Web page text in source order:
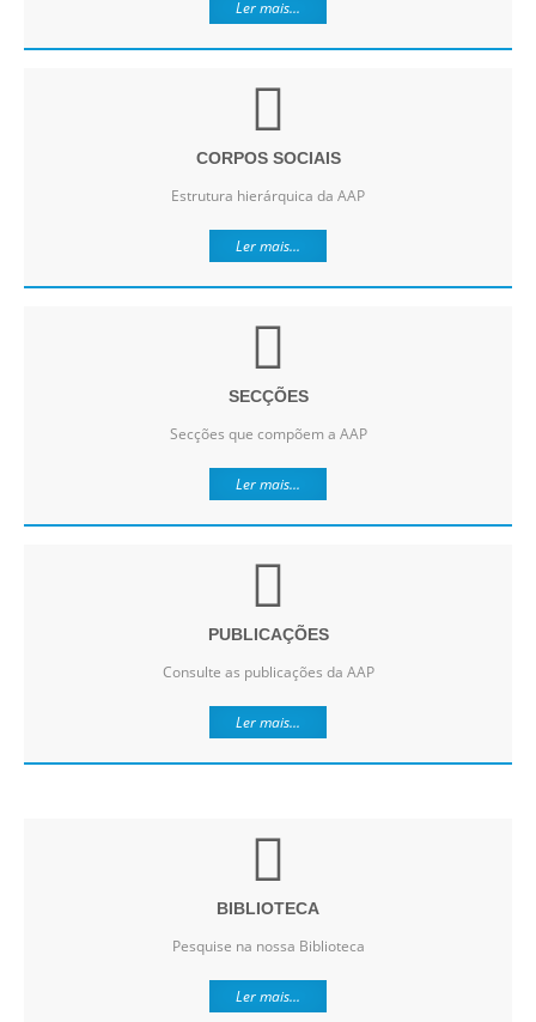
Ler mais...
CORPOS SOCIAIS
Estrutura hierárquica da AAP
Ler mais...
SECÇÕES
Secções que compõem a AAP
Ler mais...
PUBLICAÇÕES
Consulte as publicações da AAP
Ler mais...
BIBLIOTECA
Pesquise na nossa Biblioteca
Ler mais...